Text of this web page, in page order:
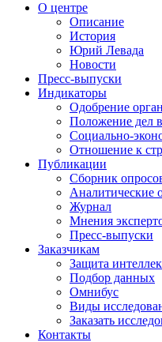
О центре
Описание
История
Юрий Левада
Новости
Пресс-выпуски
Индикаторы
Одобрение
Положение дел
Социально-
Отношение к
Публикации
Сборник
Аналитические
Журнал
Мнения
Пресс-выпуски
Заказчикам
Защита
Подбор данных
Омнибус
Виды
Заказать
Контакты